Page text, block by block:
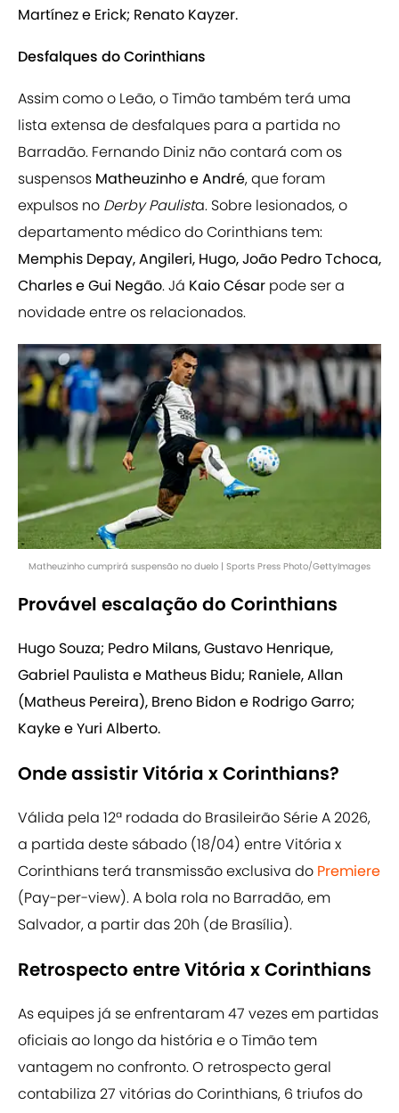
Martínez e Erick; Renato Kayzer.
Desfalques do Corinthians
Assim como o Leão, o Timão também terá uma
lista extensa de desfalques para a partida no
Barradão. Fernando Diniz não contará com os
suspensos Matheuzinho e André, que foram
expulsos no Derby Paulista. Sobre lesionados, o
departamento médico do Corinthians tem:
Memphis Depay, Angileri, Hugo, João Pedro Tchoca,
Charles e Gui Negão. Já Kaio César pode ser a
novidade entre os relacionados.
Matheuzinho cumprirá suspensão no duelo | Sports Press Photo/GettyImages
Provável escalação do Corinthians
Hugo Souza; Pedro Milans, Gustavo Henrique,
Gabriel Paulista e Matheus Bidu; Raniele, Allan
(Matheus Pereira), Breno Bidon e Rodrigo Garro;
Kayke e Yuri Alberto.
Onde assistir Vitória x Corinthians?
Válida pela 12ª rodada do Brasileirão Série A 2026,
a partida deste sábado (18/04) entre Vitória x
Corinthians terá transmissão exclusiva do Premiere
(Pay-per-view). A bola rola no Barradão, em
Salvador, a partir das 20h (de Brasília).
Retrospecto entre Vitória x Corinthians
As equipes já se enfrentaram 47 vezes em partidas
oficiais ao longo da história e o Timão tem
vantagem no confronto. O retrospecto geral
contabiliza 27 vitórias do Corinthians, 6 triufos do